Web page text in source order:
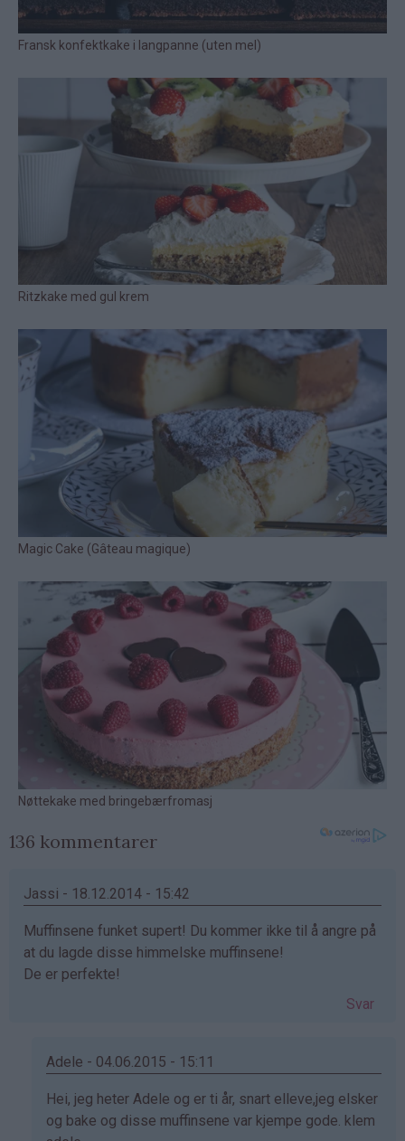
136 kommentarer
Jassi - 18.12.2014 - 15:42
Muffinsene funket supert! Du kommer ikke til å angre på
at du lagde disse himmelske muffinsene!
De er perfekte!
Svar
Adele - 04.06.2015 - 15:11
Som
svar
Hei, jeg heter Adele og er ti år, snart elleve,jeg elsker
og bake og disse muffinsene var kjempe gode. klem